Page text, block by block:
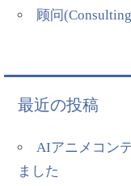
顾问
最近の投稿
AIアニメコン
ました